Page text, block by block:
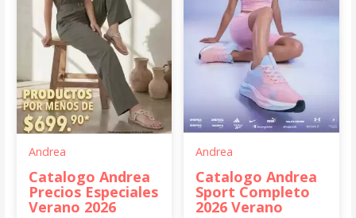
Andrea
Catalogo Andrea
Precios Especiales
Verano 2026
Andrea
Catalogo Andrea
Sport Completo
2026 Verano